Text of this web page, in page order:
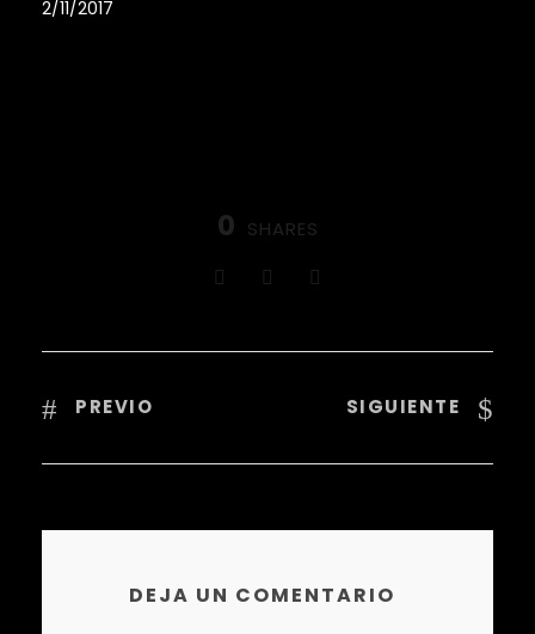
2/11/2017
0 SHARES
PREVIO SIGUIENTE
DEJA UN COMENTARIO